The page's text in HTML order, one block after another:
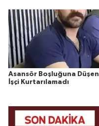
Asansör Boşluğuna Düşen
İşçi Kurtarılamadı